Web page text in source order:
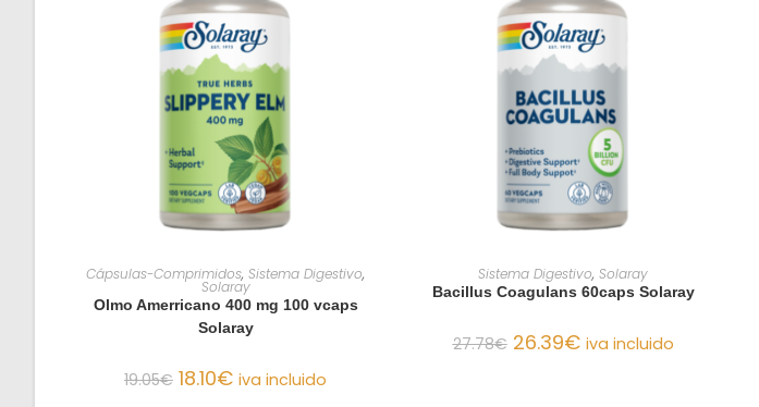
AÑADIR AL CARRITO
Cápsulas-Comprimidos, Sistema Digestivo,
Solaray
Olmo Amerricano 400 mg 100 vcaps
Solaray
19.05€ 18.10€ iva incluido
AÑADIR AL CARRITO
Sistema Digestivo, Solaray
Bacillus Coagulans 60caps Solaray
27.78€ 26.39€ iva incluido